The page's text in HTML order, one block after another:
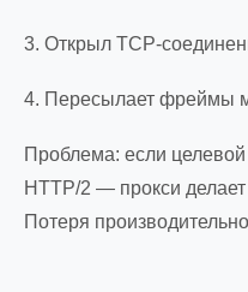
3. Открыл TCP-
4. Пересылает фреймы
Проблема: если
HTTP/2 — прокси
Потеря